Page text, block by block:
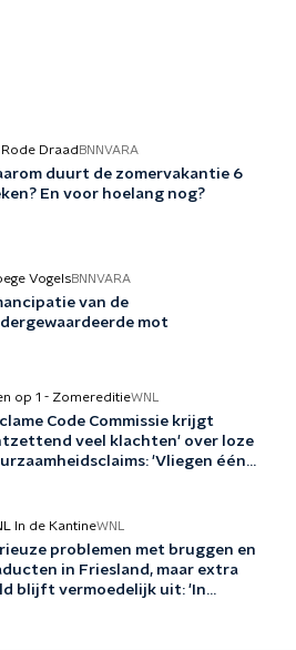
Rode Draad BNNVARA
duurt de zomervakantie 6
En voor hoelang nog?
VogelsBNNVARA
van de
mot
op 1 - ZomereditieWNL
Code Commissie krijgt
veel klachten' over loze
'Vliegen één
In de KantineWNL
problemen met bruggen en
in Friesland, maar extra
blijft vermoedelijk uit: 'In